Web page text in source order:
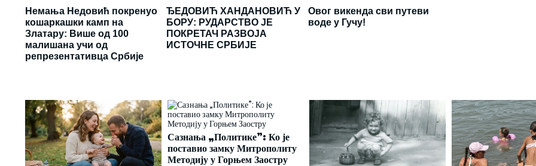
Немања Недовић покренуо
кошаркашки камп на
Златару: Више од 100
малишана учи од
репрезентативца Србије
ЂЕДОВИЋ ХАНДАНОВИЋ У
БОРУ: РУДАРСТВО ЈЕ
ПОКРЕТАЧ РАЗВОЈА
ИСТОЧНЕ СРБИЈЕ
Овог викенда сви путеви
воде у Гучу!
Сазнања „Политике”: Ко је
поставио замку Митрополиту
Методију у Горњем Заостру